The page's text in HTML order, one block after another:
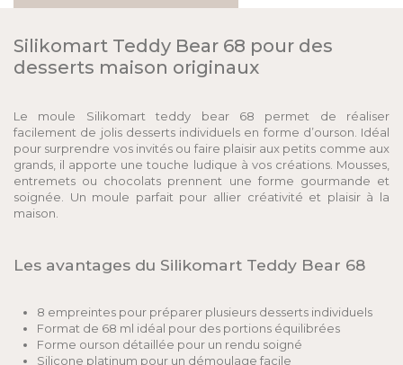
Silikomart Teddy Bear 68 pour des
desserts maison originaux
Le moule Silikomart teddy bear 68 permet de réaliser
facilement de jolis desserts individuels en forme d’ourson. Idéal
pour surprendre vos invités ou faire plaisir aux petits comme aux
grands, il apporte une touche ludique à vos créations. Mousses,
entremets ou chocolats prennent une forme gourmande et
soignée. Un moule parfait pour allier créativité et plaisir à la
maison.
Les avantages du Silikomart Teddy Bear 68
8 empreintes pour préparer plusieurs desserts individuels
Format de 68 ml idéal pour des portions équilibrées
Forme ourson détaillée pour un rendu soigné
Silicone platinum pour un démoulage facile